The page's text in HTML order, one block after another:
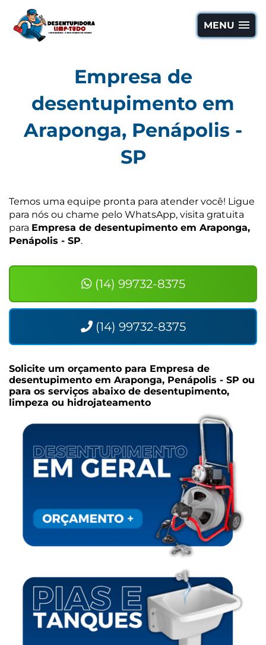
MENU
Empresa de
desentupimento em
Araponga, Penápolis -
SP
Temos uma equipe pronta para atender você! Ligue
para nós ou chame pelo WhatsApp, visita gratuita
para Empresa de desentupimento em Araponga,
Penápolis - SP.
(14) 99732-8375
(14) 99732-8375
Solicite um orçamento para Empresa de
desentupimento em Araponga, Penápolis - SP ou
para os serviços abaixo de desentupimento,
limpeza ou hidrojateamento